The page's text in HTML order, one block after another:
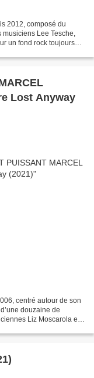
2012, composé du
Lee Tesche,
un fond rock toujours
Lost Anyway
centré autour de son
douzaine de
Liz Moscarola et